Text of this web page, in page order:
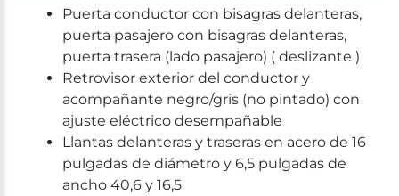
Puerta conductor con bisagras delanteras,
puerta pasajero con bisagras delanteras,
puerta trasera (lado pasajero) ( deslizante )
Retrovisor exterior del conductor y
acompañante negro/gris (no pintado) con
ajuste eléctrico desempañable
Llantas delanteras y traseras en acero de 16
pulgadas de diámetro y 6,5 pulgadas de
ancho 40,6 y 16,5